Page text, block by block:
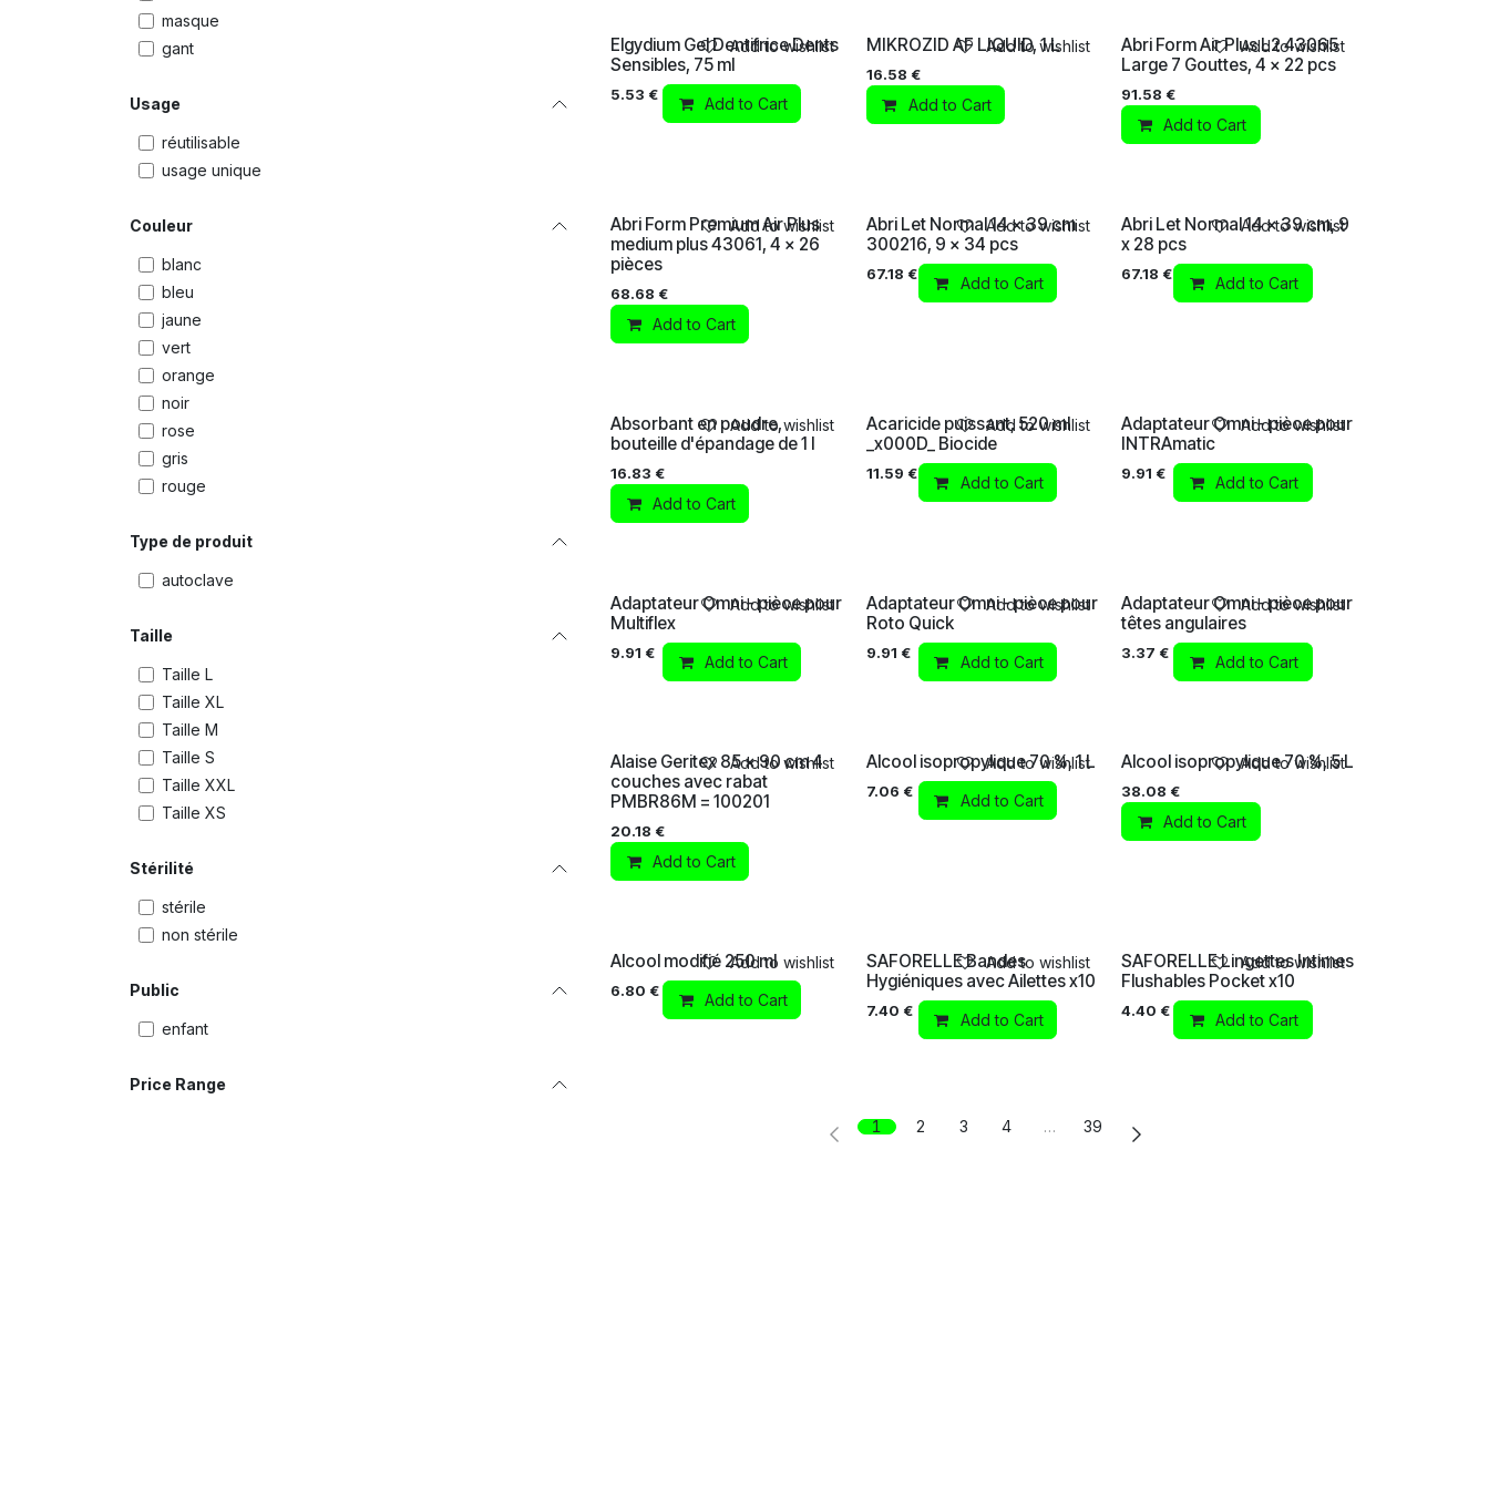
masque
gant
Usage
réutilisable
usage unique
Couleur
blanc
bleu
jaune
vert
orange
noir
rose
gris
rouge
Type de produit
autoclave
Taille
Taille L
Taille XL
Taille M
Taille S
Taille XXL
Taille XS
Stérilité
stérile
non stérile
Public
enfant
Price Range
Elgydium Gel Dentifrice Dents
Sensibles, 75 ml
5.53 € Add to Cart
Add to wishlist MIKROZID AF LIQUID, 1 L
16.58 €
Add to Cart
Add to wishlist
Abri Form Air Plus L2 43065
Large 7 Gouttes, 4 x 22 pcs
91.58 €
Add to Cart
Add to wishlist
Abri Form Premium Air Plus
medium plus 43061, 4 x 26
pièces
68.68 €
Add to Cart
Add to wishlist
Abri Let Normal 14 x 39 cm
300216, 9 x 34 pcs
67.18 € Add to Cart
Add to wishlist
Abri Let Normal 14 x 39 cm, 9
x 28 pcs
67.18 € Add to Cart
Add to wishlist
Absorbant en poudre,
bouteille d'épandage de 1 l
16.83 €
Add to Cart
Add to wishlist
Acaricide puissant, 520 ml
_x000D_ Biocide
11.59 € Add to Cart
Add to wishlist
Adaptateur Omni - pièce pour
INTRAmatic
9.91 € Add to Cart
Add to wishlist
Adaptateur Omni - pièce pour
Multiflex
9.91 € Add to Cart
Add to wishlist
Adaptateur Omni - pièce pour
Roto Quick
9.91 € Add to Cart
Add to wishlist
Adaptateur Omni - pièce pour
têtes angulaires
3.37 € Add to Cart
Add to wishlist
Alaise Geritex 85 x 90 cm 4
couches avec rabat
PMBR86M = 100201
20.18 €
Add to Cart
Add to wishlist Alcool isopropylique 70 %, 1 L
7.06 € Add to Cart
Add to wishlist Alcool isopropylique 70 %, 5 L
38.08 €
Add to Cart
Add to wishlist
Alcool modifié 250 ml
6.80 € Add to Cart
Add to wishlist
SAFORELLE Bandes
Hygiéniques avec Ailettes x10
7.40 € Add to Cart
Add to wishlist
SAFORELLE Lingettes Intimes
Flushables Pocket x10
4.40 € Add to Cart
Add to wishlist
1 2 3 4 … 39